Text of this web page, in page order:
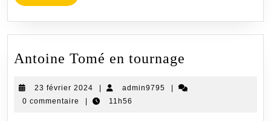
MORE
Antoine Tomé en tournage
en
23 février 2024
23
février
admin9795 admin9795
0 commentaire
11h56